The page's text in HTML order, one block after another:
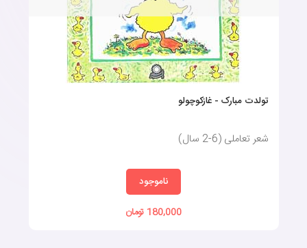
تولدت مبارک - غازکوچولو
شعر تعاملی (6-2 سال)
ناموجود
180,000 تومان